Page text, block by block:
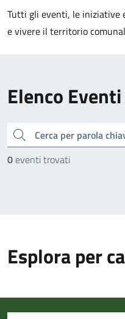
Tutti gli eventi, le iniziative
e vivere il territorio
Elenco
cerca
0eventi trovati
Esplora per